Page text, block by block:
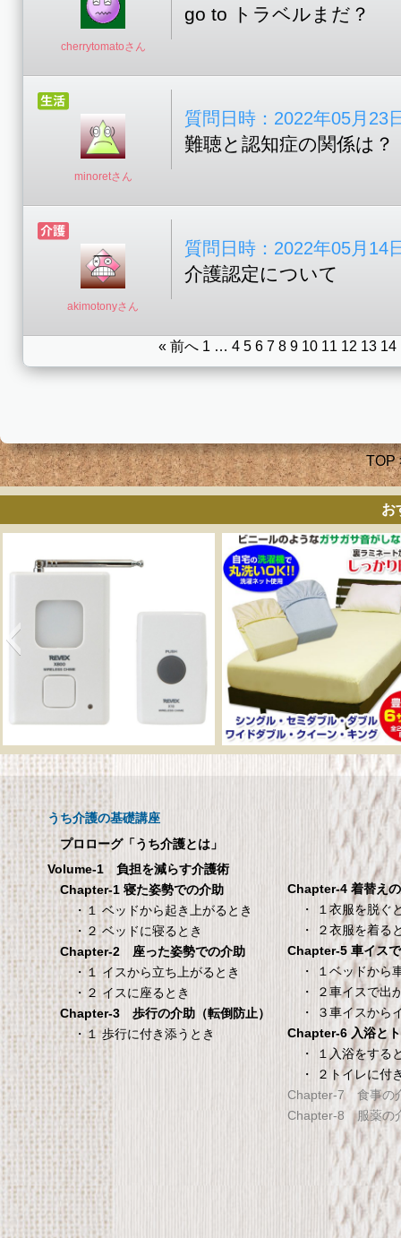
cherrytomatoさん
go to トラベルまだ？
minoretさん
質問日時：2022年05月23
難聴と認知症の関係は？
akimotonyさん
質問日時：2022年05月14
介護認定について
« 前へ 1 … 4 5 6 7 8 9 10 11 12 13 14
TOP
お
呼び出しチャイムセット
X810
呼び出しチャイムセット X810
メーカー直販 ベッ
ックスシーツ 防水
ツ 【介護シーツ･ベ
用防水シーツ】シ
100×200×30cm ク
メーカー直販 ベッド用ボ
シーツ 防水シーツ 【介護
ベッド用防水シーツ】シ
100×200×30cm クリー
タンスのゲン 介護用ベ
ッドテーブル キャスタ
ー付き 伸縮式 高さ調節
可能 Licht リヒト
65090050BR
タンスのゲン 介護用ベッドテー
ブル キャスター付き 伸縮式 高さ
調節可能 Licht リヒト
65090050BR
TANITA 【乗った人
タリと当てる「乗
機能」搭載】 体組
ホワイト BC-754-
TANITA 【乗った人をピタ
てる「乗るピタ機能」搭
組成計 ホワイト BC-754-
うち介護の基礎講座
プロローグ「うち介護とは」
Volume-1 負担を減らす介護術
Chapter-1 寝た姿勢での介助
・１ ベッドから起き上がるとき
・２ ベッドに寝るとき
Chapter-2 座った姿勢での介助
・１ イスから立ち上がるとき
・２ イスに座るとき
Chapter-3 歩行の介助（転倒防止）
・１ 歩行に付き添うとき
Chapter-4 着替え
・ １衣服を脱ぐ
・ ２衣服を着る
Chapter-5 車イス
・ １ベッドから
・ ２車イスで出
・ ３車イスから
Chapter-6 入浴と
・ １入浴をする
・ ２トイレに付
Chapter-7 食事の
Chapter-8 服薬の